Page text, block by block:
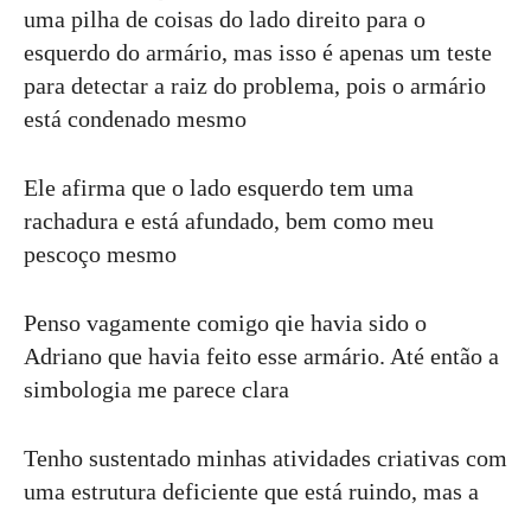
uma pilha de coisas do lado direito para o
esquerdo do armário, mas isso é apenas um teste
para detectar a raiz do problema, pois o armário
está condenado mesmo
Ele afirma que o lado esquerdo tem uma
rachadura e está afundado, bem como meu
pescoço mesmo
Penso vagamente comigo qie havia sido o
Adriano que havia feito esse armário. Até então a
simbologia me parece clara
Tenho sustentado minhas atividades criativas com
uma estrutura deficiente que está ruindo, mas a